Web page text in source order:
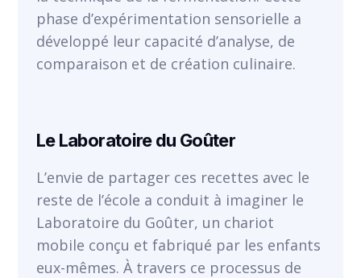
phase d’expérimentation sensorielle a
développé leur capacité d’analyse, de
comparaison et de création culinaire.
Le Laboratoire du Goûter
L’envie de partager ces recettes avec le
reste de l’école a conduit à imaginer le
Laboratoire du Goûter, un chariot
mobile conçu et fabriqué par les enfants
eux-mêmes. À travers ce processus de